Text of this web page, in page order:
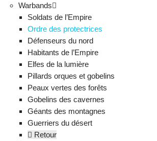
Warbands
Soldats de l’Empire
Ordre des protectrices
Défenseurs du nord
Habitants de l’Empire
Elfes de la lumière
Pillards orques et gobelins
Peaux vertes des forêts
Gobelins des cavernes
Géants des montagnes
Guerriers du désert
Retour